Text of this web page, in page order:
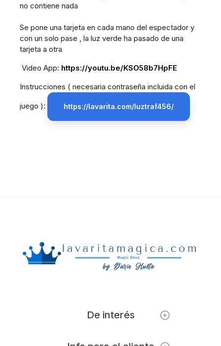
no contiene nada
Se pone una tarjeta en cada mano del espectador y
con un solo pase , la luz verde ha pasado de una
tarjeta a otra
Video App: https://youtu.be/KSO58b7HpFE
Instrucciones ( necesaria contraseña incluida con el
juego ): https://lavarita.com/luztraf456/
De interés